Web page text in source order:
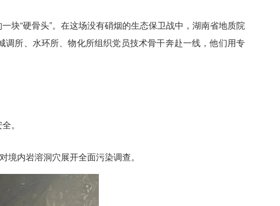
块“硬骨头”。在这场没有硝烟的生态保卫战中，湖南省地质院
所、水环所、物化所组织党员技术骨干奔赴一线，他们用专
。
内岩溶洞穴展开全面污染调查。